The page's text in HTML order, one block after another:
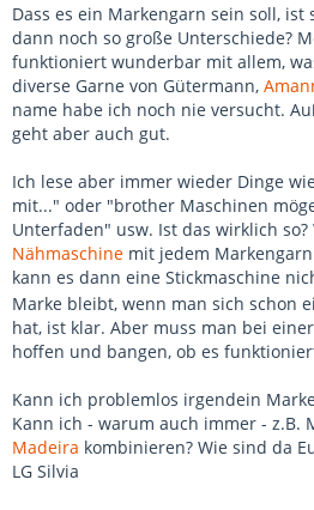
Dass es ein Markengarn sein soll,
dann noch so große Unterschiede?
funktioniert wunderbar mit allem,
diverse Garne von Gütermann,
name habe ich noch nie versucht.
geht aber auch gut.
Ich lese aber immer wieder Dinge
mit..." oder "brother Maschinen
Unterfaden" usw. Ist das wirklich so?
Nähmaschine mit jedem
kann es dann eine Stickmaschine
Marke bleibt, wenn man sich schon
hat, ist klar. Aber muss man bei
hoffen und bangen, ob es
Kann ich problemlos irgendein
Kann ich - warum auch immer - z.B.
Madeira kombinieren? Wie sind da
LG Silvia